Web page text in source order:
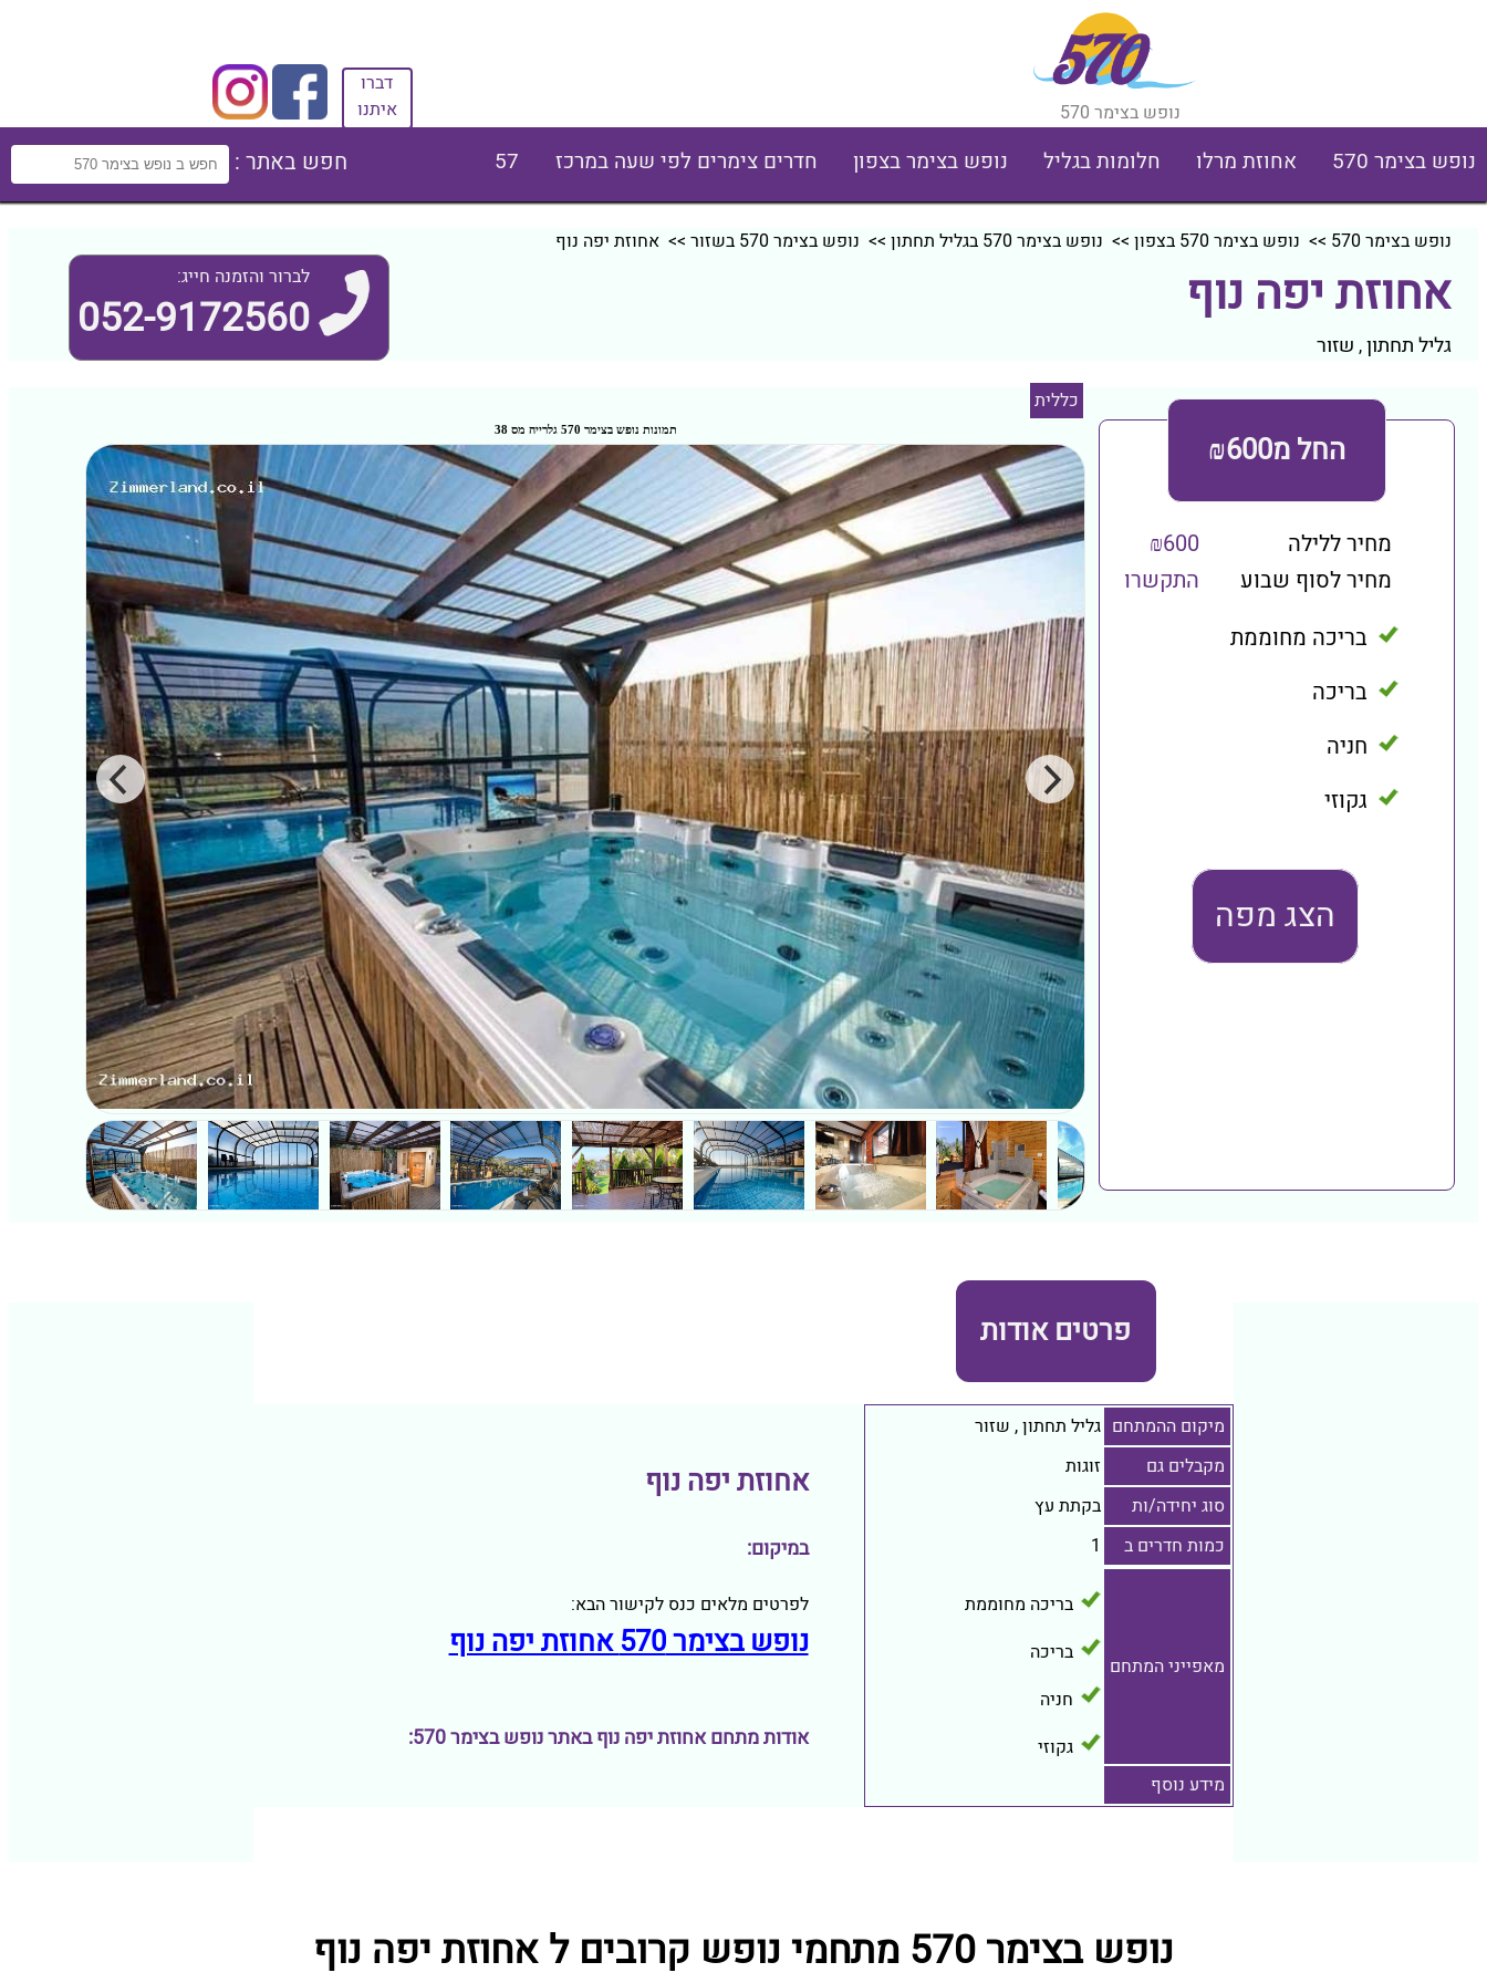
נופש בצימר 570
דברו
איתנו
נופש בצימר 570 אחוזת מרלו חלומות בגליל נופש בצימר בצפון חדרים צימרים לפי שעה במרכז 57 חפש באתר :
נופש בצימר 570 >> נופש בצימר 570 בצפון >> נופש בצימר 570 בגליל תחתון >> נופש בצימר 570 בשזור >> אחוזת יפה נוף
אחוזת יפה נוף
גליל תחתון, שזור
לברור והזמנה חייג:
052-9172560
החל מ₪600
מחיר ללילה
₪600
מחיר לסוף שבוע
התקשרו
בריכה מחוממת
בריכה
חניה
גקוזי
הצג מפה
כללית
פרטים אודות
מיקום ההמתחם גליל תחתון, שזור
מקבלים גם
זוגות
סוג יחידה/ות
בקתת עץ
כמות חדרים ב
1
מאפייני המתחם
בריכה מחוממת
בריכה
חניה
גקוזי
מידע נוסף
אחוזת יפה נוף
במיקום:
לפרטים מלאים כנס לקישור הבא:
נופש בצימר 570 אחוזת יפה נוף
אודות מתחם אחוזת יפה נוף באתר נופש בצימר 570:
נופש בצימר 570 מתחמי נופש קרובים ל אחוזת יפה נוף